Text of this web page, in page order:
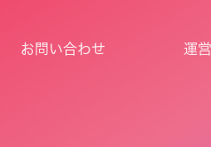
お問い合わせ 運